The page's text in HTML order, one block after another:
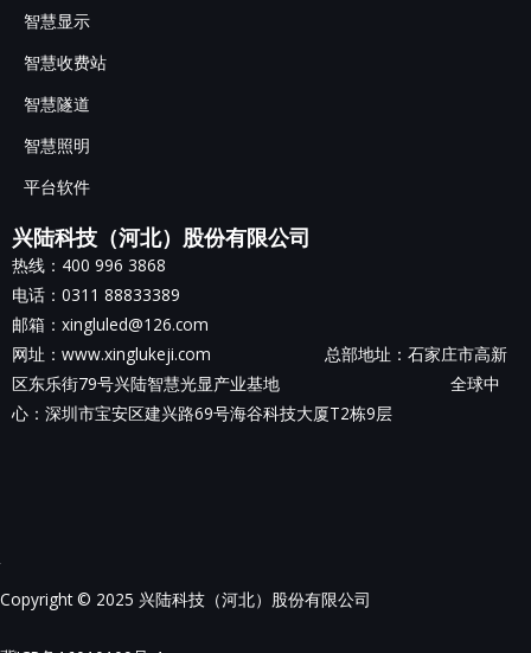
智慧显示
智慧收费站
智慧隧道
智慧照明
平台软件
兴陆科技（河北）股份有限公司
热线：400 996 3868
电话：0311 88833389
邮箱：xingluled@126.com
网址：www.xinglukeji.com 总部地址： 石家庄市高新
区东乐街79号兴陆智慧光显产业基地 全球中
心：深圳市宝安区建兴路69号海谷科技大厦T2栋9层
Copyright © 2025 兴陆科技（河北）股份有限公司